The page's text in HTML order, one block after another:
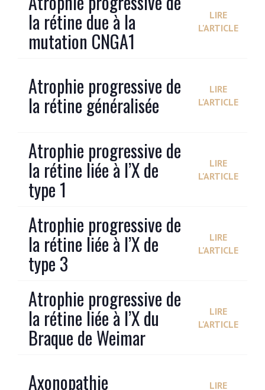
la rétine due à la
mutation CNGA1
LIRE
L'ARTICLE
Atrophie progressive de
la rétine généralisée
LIRE
L'ARTICLE
Atrophie progressive de
la rétine liée à l’X de
type 1
LIRE
L'ARTICLE
Atrophie progressive de
la rétine liée à l’X de
type 3
LIRE
L'ARTICLE
Atrophie progressive de
la rétine liée à l’X du
Braque de Weimar
LIRE
L'ARTICLE
Axonopathie LIRE